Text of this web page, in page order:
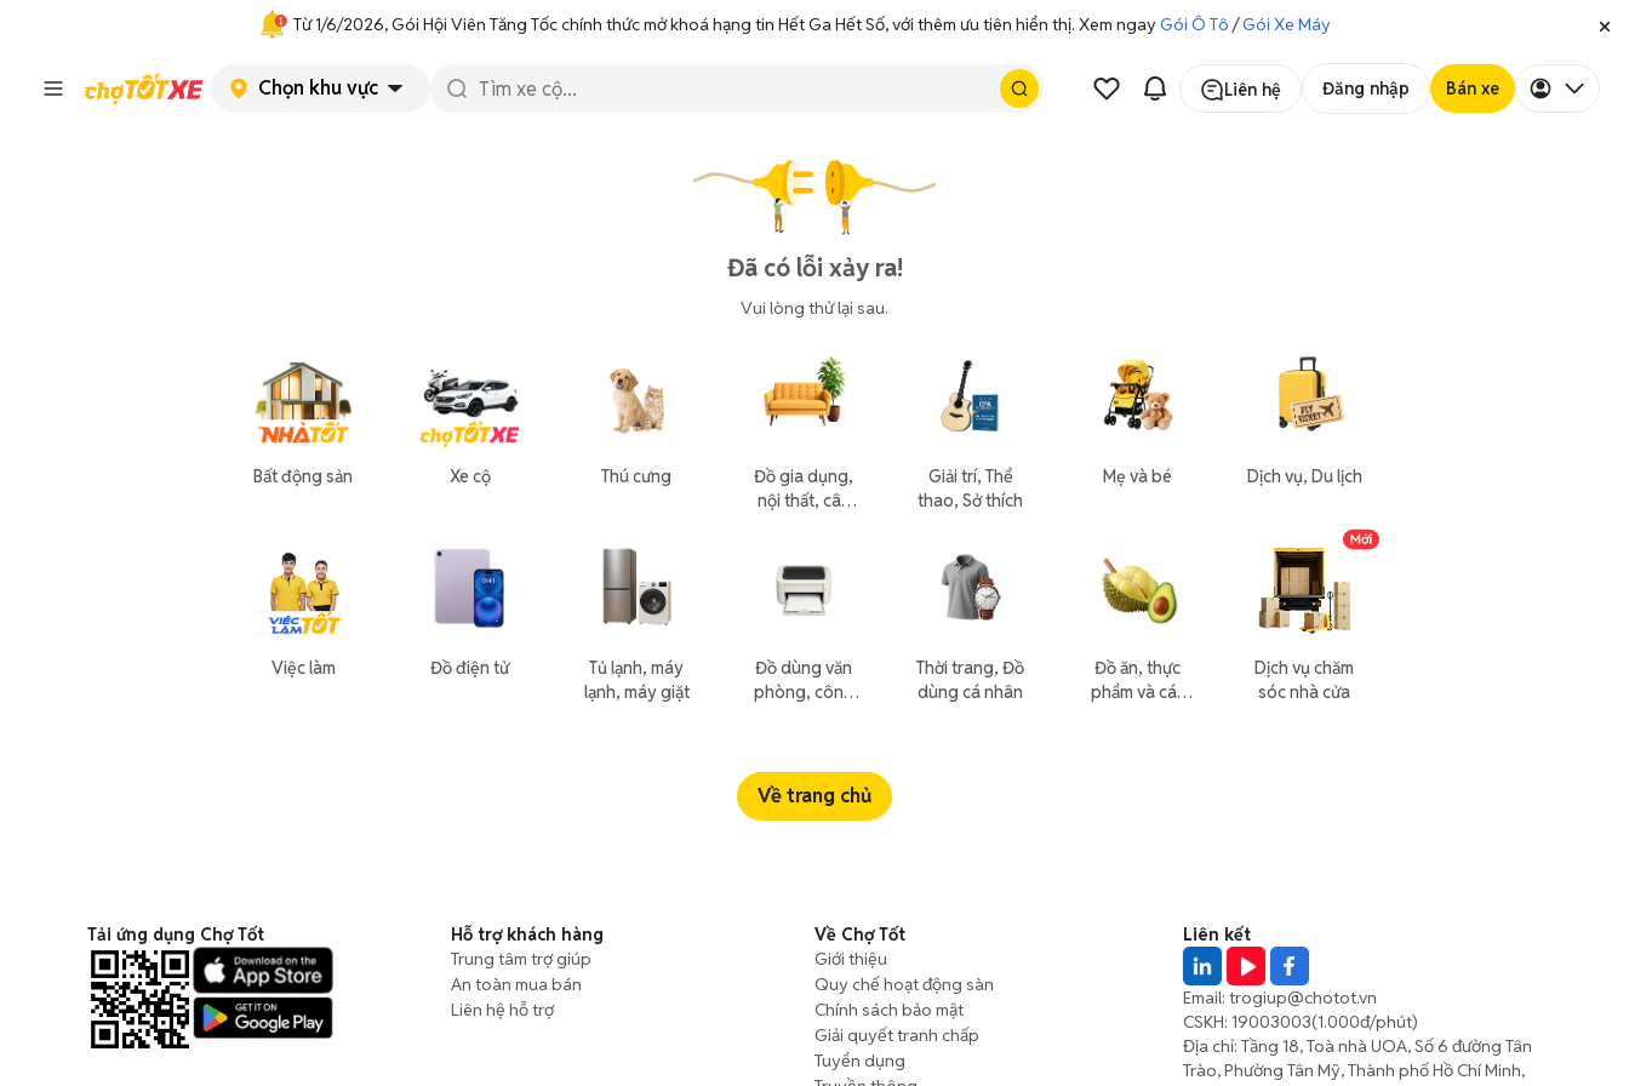
Từ 1/6/2026, Gói Hội Viên Tăng Tốc chính thức mở khoá hạng tin Hết Ga Hết Số, với thêm ưu tiên hiển thị. Xem ngayGói Ô Tô /Gói Xe Máy
Chọn khu vực Liên hệ Đăng nhập Bán xe
Đã có lỗi xảy ra!
Vui lòng thử lại sau.
Bất động sản
Việc làm
Xe cộ
Đồ điện tử
Thú cưng
Tủ lạnh, máy
lạnh, máy giặt
Đồ gia dụng,
nội thất, cây
Đồ dùng văn
phòng, công
Giải trí, Thể
thao, Sở thích
Thời trang, Đồ
dùng cá nhân
Mẹ và bé
Đồ ăn, thực
phẩm và các
Dịch vụ, Du lịch
Dịch vụ chăm
sóc nhà cửa
Về trang chủ
Tải ứng dụng Chợ Tốt
Hỗ trợ khách hàng
Trung tâm trợ giúp
An toàn mua bán
Liên hệ hỗ trợ
Về Chợ Tốt
Giới thiệu
Quy chế hoạt động sàn
Chính sách bảo mật
Giải quyết tranh chấp
Tuyển dụng
Liên kết
Email: trogiup@chotot.vn
CSKH: 19003003(1.000đ/phút)
Địa chỉ: Tầng 18, Toà nhà UOA, Số 6 đường Tân
Trào, Phường Tân Mỹ, Thành phố Hồ Chí Minh,